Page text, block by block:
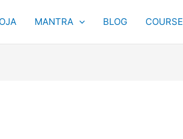
MANTRA BLOG COURSE